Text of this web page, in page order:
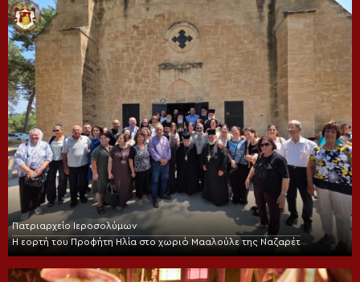
Πατριαρχείο Ιεροσολύμων
Η εορτή του Προφήτη Ηλία στο χωριό Μααλούλε της Ναζαρέτ